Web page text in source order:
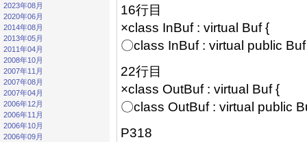
2023年08月
2020年06月
2014年08月
2013年05月
2011年04月
2008年10月
2007年11月
2007年08月
2007年04月
2006年12月
2006年11月
2006年10月
2006年09月
16行目
×class InBuf : virtual Buf {
〇class InBuf : virtual public
22行目
×class OutBuf : virtual Buf {
〇class OutBuf : virtual public
P318